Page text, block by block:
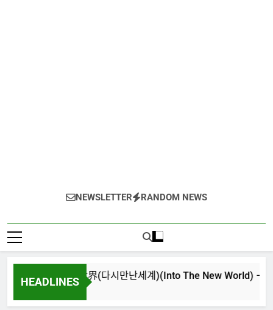
NEWSLETTER RANDOM NEWS
HEADLINES
再次重逢的世界(다시만난세계)(Into The New World) – 少